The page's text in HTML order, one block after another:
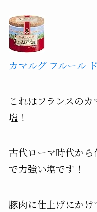
カマルグ フルール
これはフランスの
塩！
古代ローマ時代か
で力強い塩です！
豚肉に仕上げにかけ